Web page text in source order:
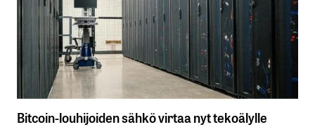
Bitcoin-louhijoiden sähkö virtaa nyt tekoälylle